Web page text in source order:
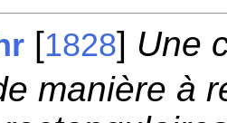
[1828] Une
manière à